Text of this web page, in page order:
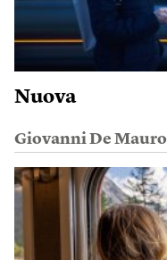
Nuova
Giovanni De Mauro